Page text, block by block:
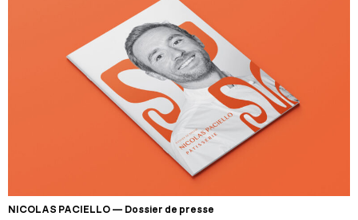
NICOLAS PACIELLO — Dossier de presse